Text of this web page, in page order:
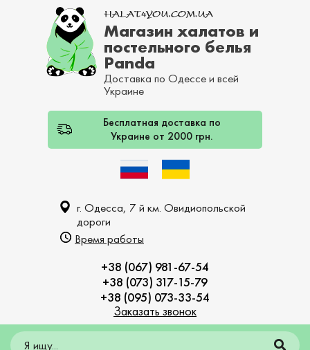
Магазин халатов и
постельного белья
Panda
Доставка по Одессе и всей
Украине
Бесплатная доставка по
Украине от 2000 грн.
г. Одесса, 7 й км. Овидиопольской
дороги
Время работы
+38 (067) 981-67-54
+38 (073) 317-15-79
+38 (095) 073-33-54
Заказать звонок